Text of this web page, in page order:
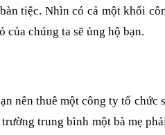
tiệc. Nhìn có cả một khối
của chúng ta sẽ ủng hộ bạn.
nên thuê một công ty tổ chức
trung bình một bà mẹ